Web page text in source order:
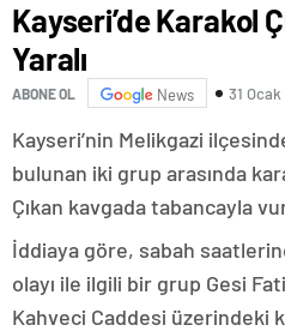
Kayseri’de Karakol
Yaralı
ABONE OL News 31
Kayseri’nin Melikgazi
bulunan iki grup arasında
Çıkan kavgada tabancayla
İddiaya göre, sabah
olayı ile ilgili bir grup Gesi
Kahveci Caddesi üzerindeki